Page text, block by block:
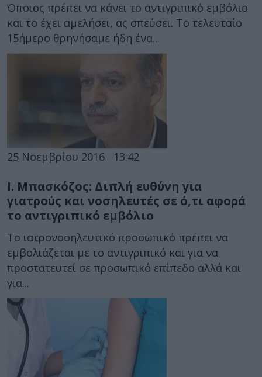
Όποιος πρέπει να κάνει το αντιγριπικό εμβόλιο
και το έχει αμελήσει, ας σπεύσει. Το τελευταίο
15ήμερο θρηνήσαμε ήδη ένα...
25 Νοεμβρίου 2016 13:42
Ι. Μπασκόζος: Διπλή ευθύνη για
γιατρούς και νοσηλευτές σε ό,τι αφορά
το αντιγριπικό εμβόλιο
Το ιατρονοσηλευτικό προσωπικό πρέπει να
εμβολιάζεται με το αντιγριπικό και για να
προστατευτεί σε προσωπικό επίπεδο αλλά και
για...